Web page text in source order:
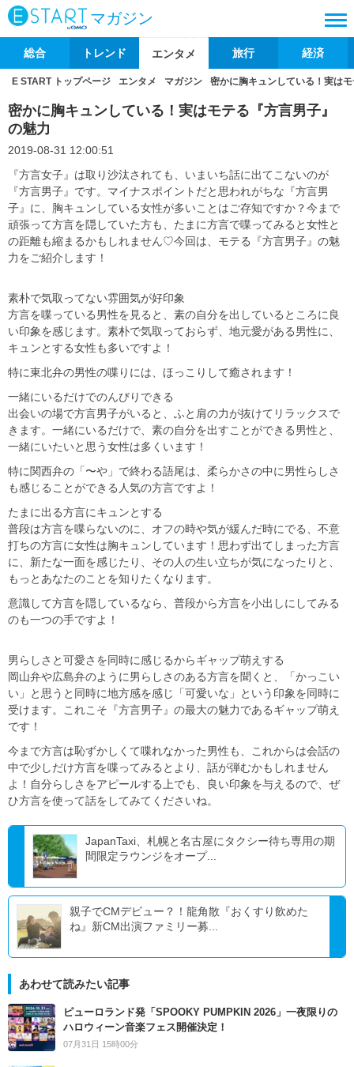
マガジン
総合 トレンド エンタメ 旅行 経済
E START トップページ エンタメ マガジン 密かに胸キュンしている！実は
密かに胸キュンしている！実はモテる『方言男子』
の魅力
2019-08-31 12:00:51
『方言女子』は取り沙汰されても、いまいち話に出てこないのが
『方言男子』です。マイナスポイントだと思われがちな『方言男
子』に、胸キュンしている女性が多いことはご存知ですか？今まで
頑張って方言を隠していた方も、たまに方言で喋ってみると女性と
の距離も縮まるかもしれません♡今回は、モテる『方言男子』の魅
力をご紹介します！
素朴で気取ってない雰囲気が好印象
方言を喋っている男性を見ると、素の自分を出しているところに良
い印象を感じます。素朴で気取っておらず、地元愛がある男性に、
キュンとする女性も多いですよ！
特に東北弁の男性の喋りには、ほっこりして癒されます！
一緒にいるだけでのんびりできる
出会いの場で方言男子がいると、ふと肩の力が抜けてリラックスで
きます。一緒にいるだけで、素の自分を出すことができる男性と、
一緒にいたいと思う女性は多くいます！
特に関西弁の「〜や」で終わる語尾は、柔らかさの中に男性らしさ
も感じることができる人気の方言ですよ！
たまに出る方言にキュンとする
普段は方言を喋らないのに、オフの時や気が緩んだ時にでる、不意
打ちの方言に女性は胸キュンしています！思わず出てしまった方言
に、新たな一面を感じたり、その人の生い立ちが気になったりと、
もっとあなたのことを知りたくなります。
意識して方言を隠しているなら、普段から方言を小出しにしてみる
のも一つの手ですよ！
男らしさと可愛さを同時に感じるからギャップ萌えする
岡山弁や広島弁のように男らしさのある方言を聞くと、「かっこい
い」と思うと同時に地方感を感じ「可愛いな」という印象を同時に
受けます。これこそ『方言男子』の最大の魅力であるギャップ萌え
です！
今まで方言は恥ずかしくて喋れなかった男性も、これからは会話の
中で少しだけ方言を喋ってみるとより、話が弾むかもしれません
よ！自分らしさをアピールする上でも、良い印象を与えるので、ぜ
ひ方言を使って話をしてみてくださいね。
JapanTaxi、札幌と名古屋にタクシー待ち専用の期
間限定ラウンジをオープ...
親子でCMデビュー？！龍角散『おくすり飲めた
ね』新CM出演ファミリー募...
あわせて読みたい記事
ピューロランド発「SPOOKY PUMPKIN 2026」一夜限りの
ハロウィーン音楽フェス開催決定！
07月31日 15時00分